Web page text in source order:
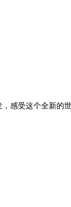
感受这个全新的